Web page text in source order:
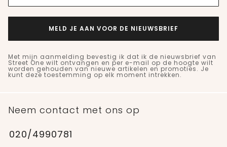
MELD JE AAN VOOR DE NIEUWSBRIEF
Met mijn aanmelding bevestig ik dat ik de nieuwsbrief van
Street One wilt ontvangen en per e-mail op de hoogte wilt
worden gehouden van nieuwe artikelen en promoties. Je
kunt deze toestemming op elk moment intrekken.
Neem contact met ons op
020/4990781